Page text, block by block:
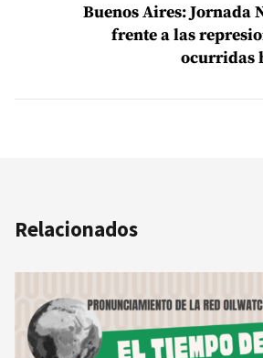
Buenos Aires: Jornada
frente a las
ocurridas
Relacionados